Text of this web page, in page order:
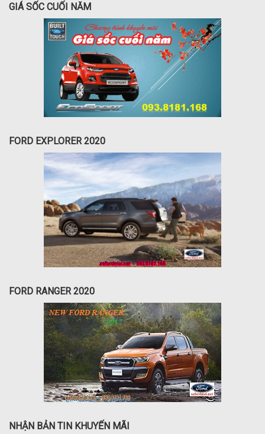
GIÁ SỐC CUỐI NĂM
FORD EXPLORER 2020
FORD RANGER 2020
NHẬN BẢN TIN KHUYẾN MÃI